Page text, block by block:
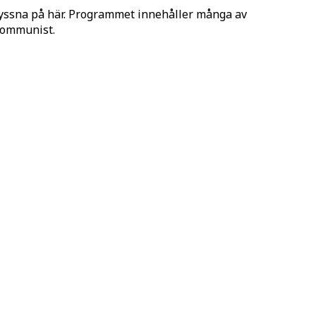
på här. Programmet innehåller många av